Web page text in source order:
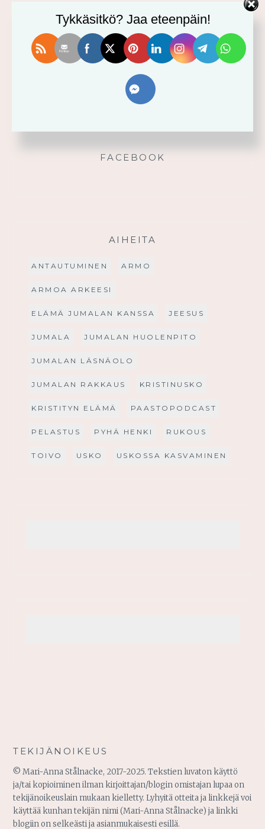
Vahvistu armosta!
Älä yritä omin voimin
FACEBOOK
AIHEITA
ANTAUTUMINEN ARMO
ARMOA ARKEESI
ELÄMÄ JUMALAN KANSSA JEESUS
JUMALA JUMALAN HUOLENPITO
JUMALAN LÄSNÄOLO
JUMALAN RAKKAUS KRISTINUSKO
KRISTITYN ELÄMÄ PAASTOPODCAST
PELASTUS PYHÄ HENKI RUKOUS
TOIVO USKO USKOSSA KASVAMINEN
TEKIJÄNOIKEUS
© Mari-Anna Stålnacke, 2017-2025. Tekstien luvaton käyttö
ja/tai kopioiminen ilman kirjoittajan/blogin omistajan lupaa on
tekijänoikeuslain mukaan kielletty. Lyhyitä otteita ja linkkejä voi
käyttää kunhan tekijän nimi (Mari-Anna Stålnacke) ja linkki
blogiin on selkeästi ja asianmukaisesti esillä.
Tykkäsitkö? Jaa eteenpäin!